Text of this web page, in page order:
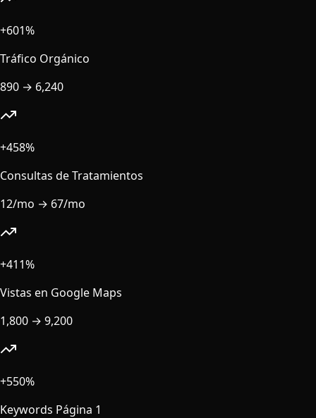
+601%
Tráfico Orgánico
890 → 6,240
+458%
Consultas de Tratamientos
12/mo → 67/mo
+411%
Vistas en Google Maps
1,800 → 9,200
+550%
Keywords Página 1